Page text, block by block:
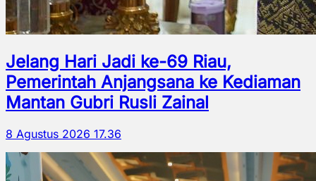
Jelang Hari Jadi ke-69 Riau,
Pemerintah Anjangsana ke Kediaman
Mantan Gubri Rusli Zainal
8 Agustus 2026 17.36